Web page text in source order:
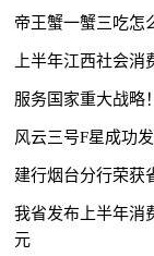
帝王蟹一蟹三吃怎
上半年江西社会
服务国家重大战略
风云三号F星成功
建行烟台分行荣获
我省发布上半年消
元